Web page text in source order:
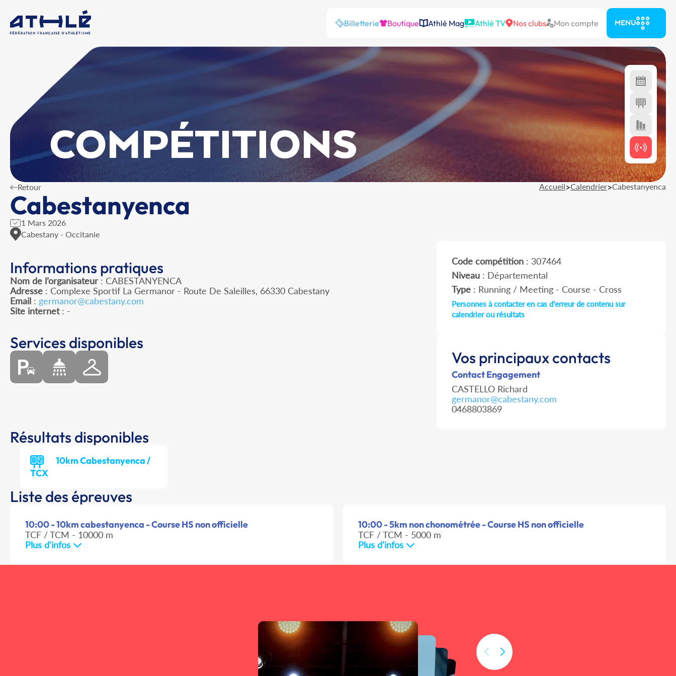
Billetterie Boutique Athlé Mag Athlé TV Nos clubs Mon compte MENU
COMPÉTITIONS
Retour Accueil>Calendrier>Cabestanyenca
Cabestanyenca
1 Mars 2026
Cabestany - Occitanie
Informations pratiques
Nom de l’organisateur : CABESTANYENCA
Adresse : Complexe Sportif La Germanor - Route De Saleilles, 66330 Cabestany
Email : germanor@cabestany.com
Site internet: -
Code compétition: 307464
Niveau: Départemental
Type: Running / Meeting - Course - Cross
Personnes à contacter en cas d'erreur de contenu sur
calendrier ou résultats
Services disponibles
Vos principaux contacts
Contact Engagement
CASTELLO Richard
germanor@cabestany.com
0468803869
Résultats disponibles
10km Cabestanyenca /
TCX
Liste des épreuves
10:00 - 10km cabestanyenca - Course HS non officielle
TCF / TCM - 10000 m
Plus d'infos
10:00 - 5km non chonométrée - Course HS non officielle
TCF / TCM - 5000 m
Plus d'infos